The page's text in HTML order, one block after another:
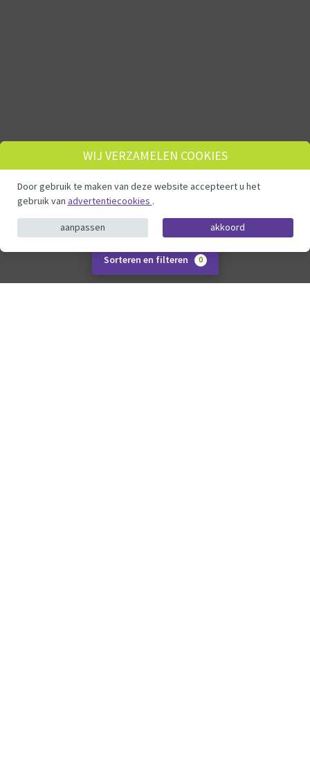
Sorteren en filteren 0
WIJ VERZAMELEN COOKIES
Door gebruik te maken van deze website accepteert u het
gebruik van advertentiecookies .
aanpassen akkoord